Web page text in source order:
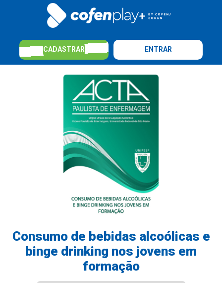
CADASTRAR ENTRAR
Consumo de bebidas alcoólicas e
binge drinking nos jovens em
formação